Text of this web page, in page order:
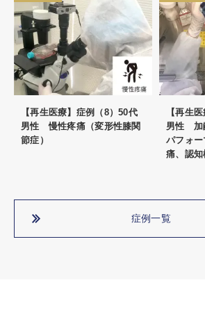
【再生医療】症例（8）50代
男性 慢性疼痛（変形性膝関
節症）
【再生
男性 加
パフォ
痛、認
症例一覧